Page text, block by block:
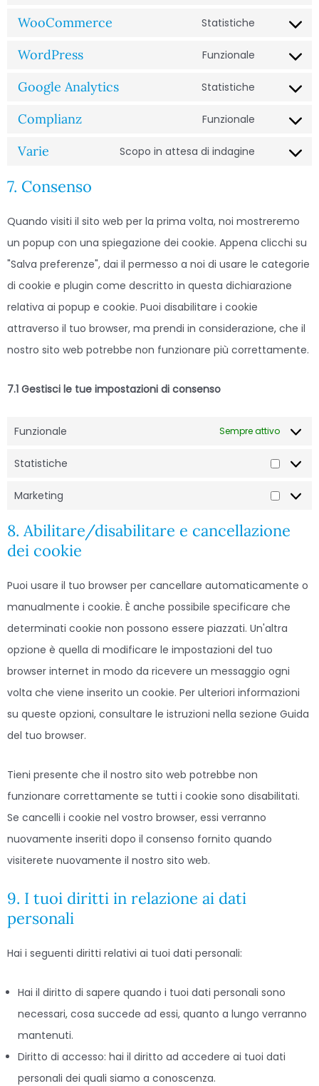
WooCommerce Statistiche
WordPress Funzionale
Google Analytics Statistiche
Complianz Funzionale
Varie Scopo in attesa di indagine
7. Consenso
Quando visiti il sito web per la prima volta, noi mostreremo
un popup con una spiegazione dei cookie. Appena clicchi su
"Salva preferenze", dai il permesso a noi di usare le categorie
di cookie e plugin come descritto in questa dichiarazione
relativa ai popup e cookie. Puoi disabilitare i cookie
attraverso il tuo browser, ma prendi in considerazione, che il
nostro sito web potrebbe non funzionare più correttamente.
7.1 Gestisci le tue impostazioni di consenso
Funzionale Sempre attivo
Statistiche
Marketing
8. Abilitare/disabilitare e cancellazione
dei cookie
Puoi usare il tuo browser per cancellare automaticamente o
manualmente i cookie. È anche possibile specificare che
determinati cookie non possono essere piazzati. Un'altra
opzione è quella di modificare le impostazioni del tuo
browser internet in modo da ricevere un messaggio ogni
volta che viene inserito un cookie. Per ulteriori informazioni
su queste opzioni, consultare le istruzioni nella sezione Guida
del tuo browser.
Tieni presente che il nostro sito web potrebbe non
funzionare correttamente se tutti i cookie sono disabilitati.
Se cancelli i cookie nel vostro browser, essi verranno
nuovamente inseriti dopo il consenso fornito quando
visiterete nuovamente il nostro sito web.
9. I tuoi diritti in relazione ai dati
personali
Hai i seguenti diritti relativi ai tuoi dati personali:
Hai il diritto di sapere quando i tuoi dati personali sono
necessari, cosa succede ad essi, quanto a lungo verranno
mantenuti.
Diritto di accesso: hai il diritto ad accedere ai tuoi dati
personali dei quali siamo a conoscenza.